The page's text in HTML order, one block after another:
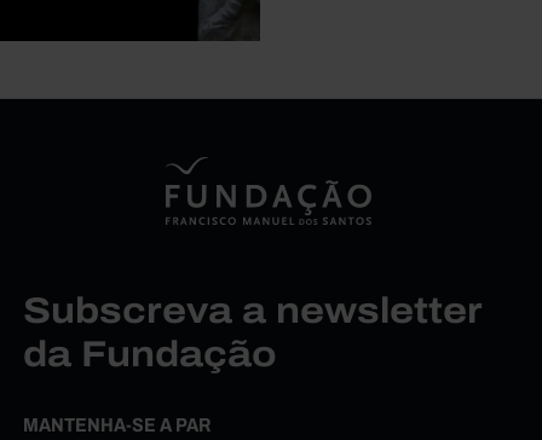
Subscreva a newsletter
da Fundação
MANTENHA-SE A PAR